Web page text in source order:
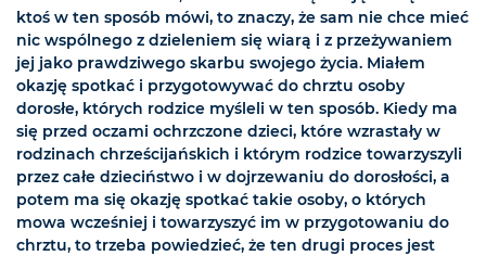
ktoś w ten sposób mówi, to znaczy, że sam nie chce mieć
nic wspólnego z dzieleniem się wiarą i z przeżywaniem
jej jako prawdziwego skarbu swojego życia. Miałem
okazję spotkać i przygotowywać do chrztu osoby
dorosłe, których rodzice myśleli w ten sposób. Kiedy ma
się przed oczami ochrzczone dzieci, które wzrastały w
rodzinach chrześcijańskich i którym rodzice towarzyszyli
przez całe dzieciństwo i w dojrzewaniu do dorosłości, a
potem ma się okazję spotkać takie osoby, o których
mowa wcześniej i towarzyszyć im w przygotowaniu do
chrztu, to trzeba powiedzieć, że ten drugi proces jest